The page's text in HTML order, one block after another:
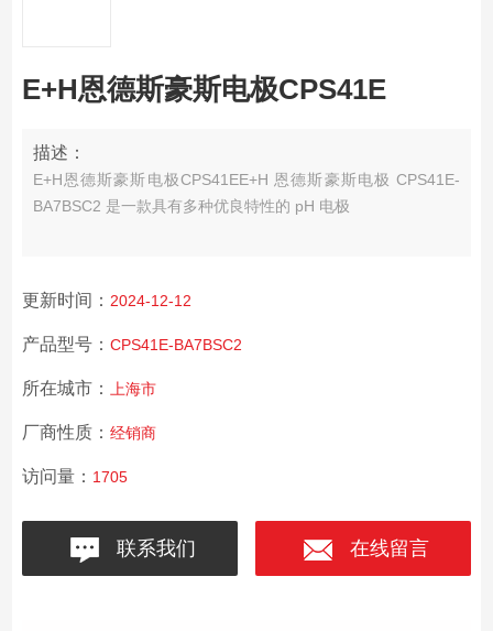
E+H恩德斯豪斯电极CPS41E
描述：
E+H恩德斯豪斯电极CPS41EE+H 恩德斯豪斯电极 CPS41E-
BA7BSC2 是一款具有多种优良特性的 pH 电极
更新时间： 2024-12-12
产品型号： CPS41E-BA7BSC2
所在城市： 上海市
厂商性质： 经销商
访问量： 1705
联系我们 在线留言